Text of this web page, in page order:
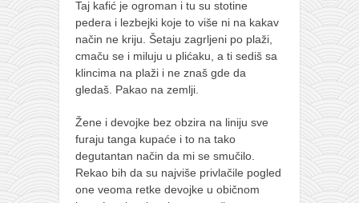
Taj kafić je ogroman i tu su stotine
pedera i lezbejki koje to više ni na kakav
način ne kriju. Šetaju zagrljeni po plaži,
cmaču se i miluju u plićaku, a ti sediš sa
klincima na plaži i ne znaš gde da
gledaš. Pakao na zemlji.
Žene i devojke bez obzira na liniju sve
furaju tanga kupaće i to na tako
degutantan način da mi se smučilo.
Rekao bih da su najviše privlačile pogled
one veoma retke devojke u običnom